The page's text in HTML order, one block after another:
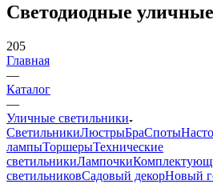
Светодиодные
205
Главная
—
Каталог
—
Уличные светильники
СветильникиЛюстрыБраСпоты
лампыТоршерыТехнические
светильникиЛампочки
светильниковСадовый декорНовый